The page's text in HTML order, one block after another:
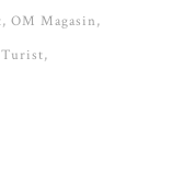
OM Magasin
Turist